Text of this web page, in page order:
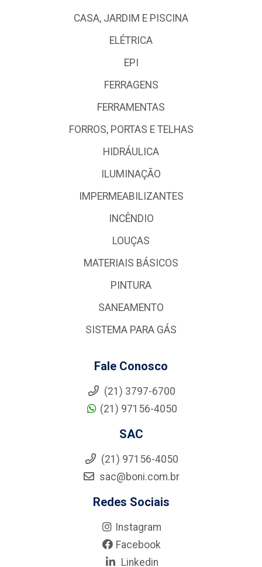
CASA, JARDIM E PISCINA
ELÉTRICA
EPI
FERRAGENS
FERRAMENTAS
FORROS, PORTAS E TELHAS
HIDRÁULICA
ILUMINAÇÃO
IMPERMEABILIZANTES
INCÊNDIO
LOUÇAS
MATERIAIS BÁSICOS
PINTURA
SANEAMENTO
SISTEMA PARA GÁS
Fale Conosco
(21) 3797-6700
(21) 97156-4050
SAC
(21) 97156-4050
sac@boni.com.br
Redes Sociais
Instagram
Facebook
Linkedin